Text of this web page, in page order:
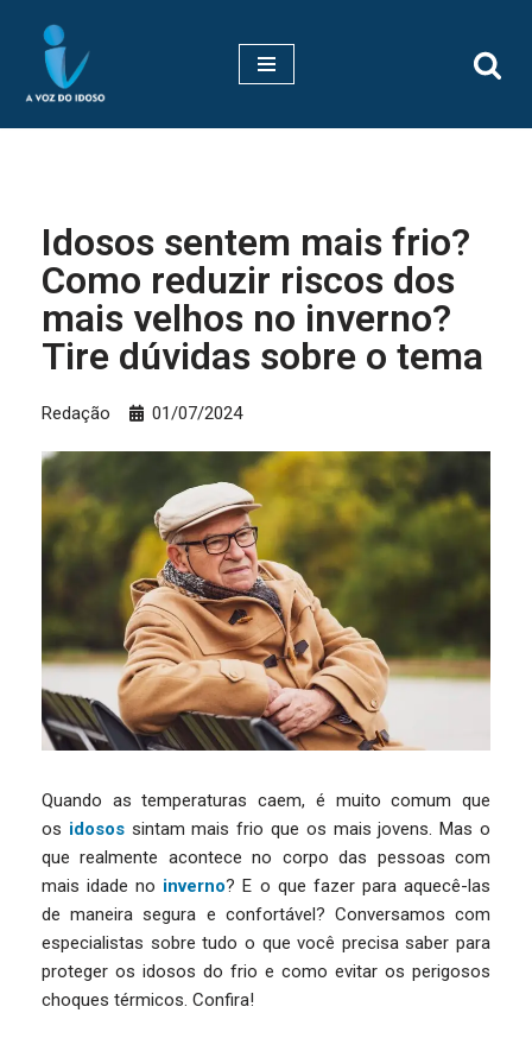
Pular
para
Idosos sentem mais frio?
Como reduzir riscos dos
mais velhos no inverno?
Tire dúvidas sobre o tema
Redação 01/07/2024
Quando as temperaturas caem, é muito comum que
os idosossintam mais frio que os mais jovens. Mas o
que realmente acontece no corpo das pessoas com
mais idade no inverno? E o que fazer para aquecê-las
de maneira segura e confortável? Conversamos com
especialistas sobre tudo o que você precisa saber para
proteger os idosos do frio e como evitar os perigosos
choques térmicos. Confira!